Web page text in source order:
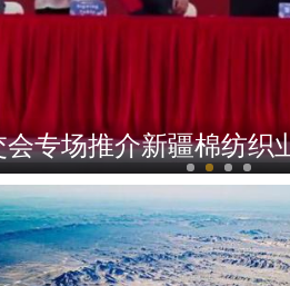
会专场推介新疆棉纺织